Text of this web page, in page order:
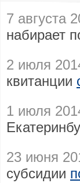
7 августа
набирает
2 июля
квитанции
1 июля
23 июня
субсидии